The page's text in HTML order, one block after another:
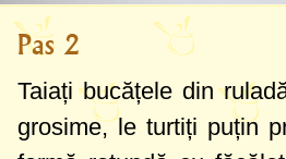
Pas 2
Taiați bucățele din
grosime, le turtiți puțin